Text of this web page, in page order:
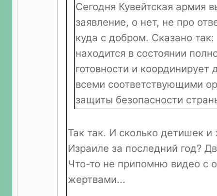
Сегодня Кувейтская армия
заявление, о нет, не про
куда с добром. Сказано так:
находится в состоянии
готовности и координирует
всеми соответствующими
защиты безопасности
Так так. И сколько детишек и
Израиле за последний год?
Что-то не припомню видео с
жертвами...